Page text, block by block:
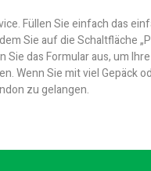
Füllen Sie einfach das
Sie auf die Schaltfläche
das Formular aus, um
Wenn Sie mit viel Gepäck
zu gelangen.